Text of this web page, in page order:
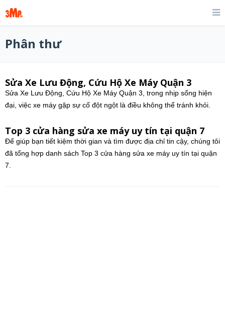
Phân thư
Sửa Xe Lưu Động, Cứu Hộ Xe Máy Quận 3
Sửa Xe Lưu Động, Cứu Hộ Xe Máy Quận 3, trong nhịp sống hiện
đại, việc xe máy gặp sự cố đột ngột là điều không thể tránh khỏi.
Top 3 cửa hàng sửa xe máy uy tín tại quận 7
Để giúp bạn tiết kiệm thời gian và tìm được địa chỉ tin cậy, chúng tôi
đã tổng hợp danh sách Top 3 cửa hàng sửa xe máy uy tín tại quận
7.